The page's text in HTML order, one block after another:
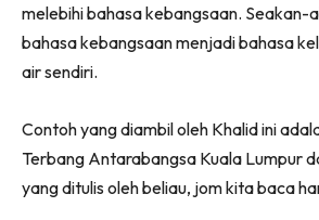
melebihi bahasa kebangsaan. Seakan-
bahasa kebangsaan menjadi bahasa
air sendiri.
Contoh yang diambil oleh Khalid ini
Terbang Antarabangsa Kuala Lumpur
yang ditulis oleh beliau, jom kita baca